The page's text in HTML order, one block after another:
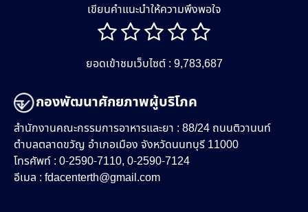
เขียนคำแนะนำให้ความพึงพอใจ
ยอดเข้าชมเว็บไซต์ : 9,783,687
กองพัฒนาศักยภาพผู้บริโภค
สำนักงานคณะกรรมการอาหารและยา : 88/24 ถนนติวานนท์
ตำบลตลาดขวัญ อำเภอเมือง จังหวัดนนทบุรี 11000
โทรศัพท์ : 0-2590-7110, 0-2590-7124
อีเมล : fdacenterth@gmail.com